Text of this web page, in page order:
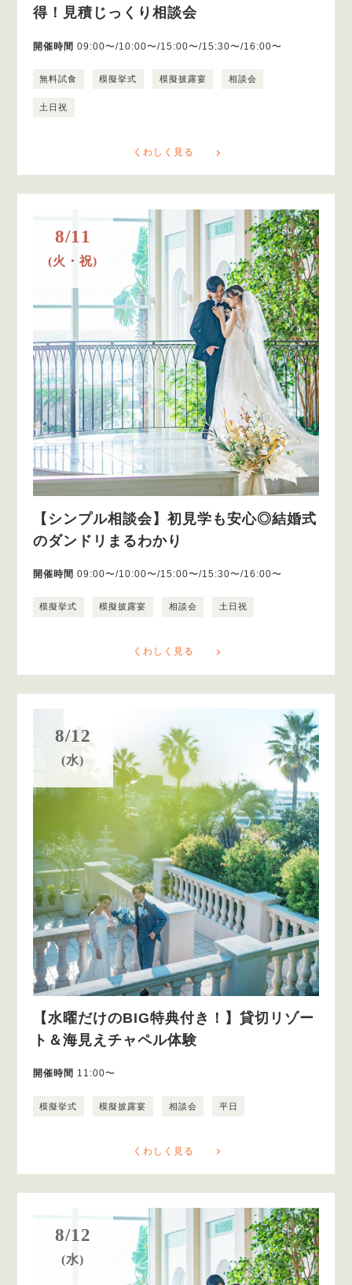
得！見積じっくり相談会
開催時間 09:00〜/10:00〜/15:00〜/15:30〜/16:00〜
無料試食 模擬挙式 模擬披露宴 相談会
土日祝
くわしく見る
8/11
(火・祝)
【シンプル相談会】初見学も安心◎結婚式
のダンドリまるわかり
開催時間 09:00〜/10:00〜/15:00〜/15:30〜/16:00〜
模擬挙式 模擬披露宴 相談会 土日祝
くわしく見る
8/12
(水)
【水曜だけのBIG特典付き！】貸切リゾー
ト＆海見えチャペル体験
開催時間 11:00〜
模擬挙式 模擬披露宴 相談会 平日
くわしく見る
8/12
(水)